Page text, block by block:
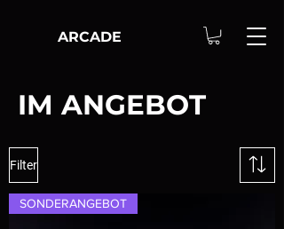
ARCADE
IM ANGEBOT
Filter
SONDERANGEBOT